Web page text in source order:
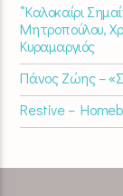
“Καλοκαίρι
Μητροπούλου,
Κυραμαργιός
Πάνος Ζώης –
Restive –